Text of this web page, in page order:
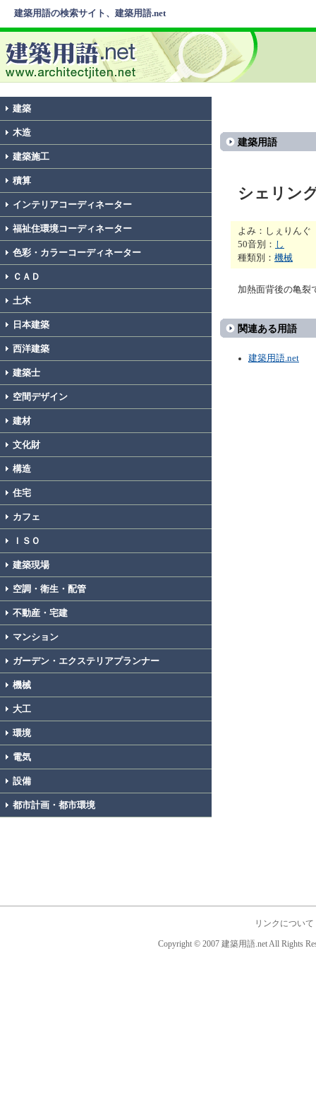
建築用語の検索サイト、建築用語.net
建築
木造
建築施工
積算
インテリアコーディネーター
福祉住環境コーディネーター
色彩・カラーコーディネーター
ＣＡＤ
土木
日本建築
西洋建築
建築士
空間デザイン
建材
文化財
構造
住宅
カフェ
ＩＳＯ
建築現場
空調・衛生・配管
不動産・宅建
マンション
ガーデン・エクステリアプランナー
機械
大工
環境
電気
設備
都市計画・都市環境
建築用語
シェリン
よみ：しぇりんぐ
50音別： し
種類別： 機械
加熱面背後の亀裂
関連ある用語
建築用語.net
リンクについて
Copyright © 2007 建築用語.net All Rights